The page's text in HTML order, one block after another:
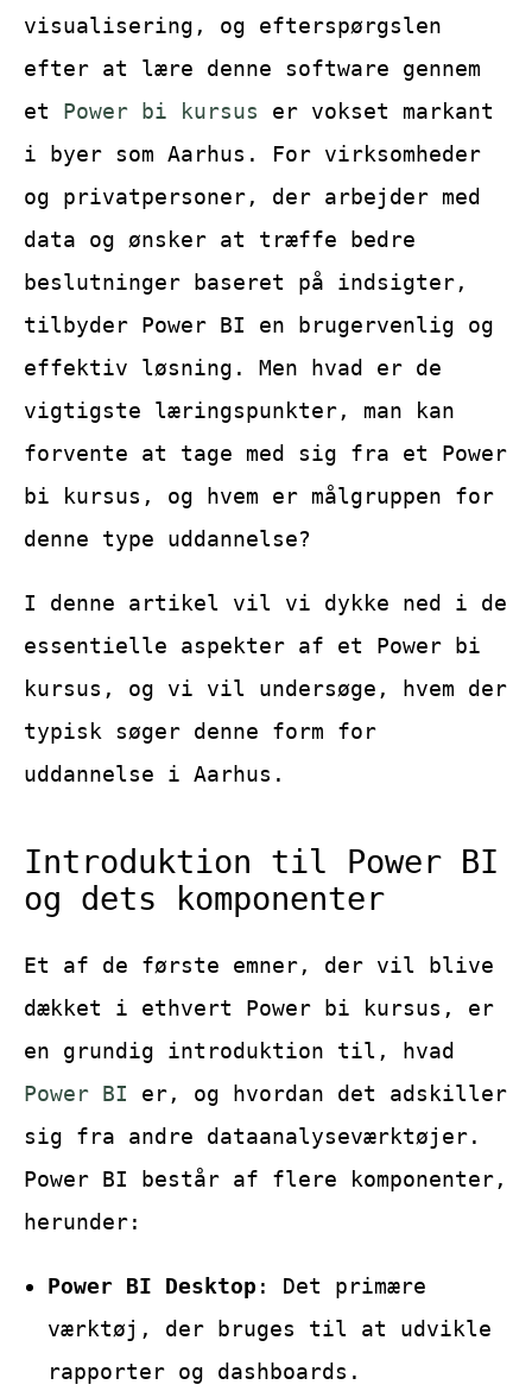
visualisering, og efterspørgslen
efter at lære denne software gennem
et Power bi kursus er vokset markant
i byer som Aarhus. For virksomheder
og privatpersoner, der arbejder med
data og ønsker at træffe bedre
beslutninger baseret på indsigter,
tilbyder Power BI en brugervenlig og
effektiv løsning. Men hvad er de
vigtigste læringspunkter, man kan
forvente at tage med sig fra et Power
bi kursus, og hvem er målgruppen for
denne type uddannelse?
I denne artikel vil vi dykke ned i de
essentielle aspekter af et Power bi
kursus, og vi vil undersøge, hvem der
typisk søger denne form for
uddannelse i Aarhus.
Introduktion til Power BI
og dets komponenter
Et af de første emner, der vil blive
dækket i ethvert Power bi kursus, er
en grundig introduktion til, hvad
Power BI er, og hvordan det adskiller
sig fra andre dataanalyseværktøjer.
Power BI består af flere komponenter,
herunder:
Power BI Desktop : Det primære
værktøj, der bruges til at udvikle
rapporter og dashboards.